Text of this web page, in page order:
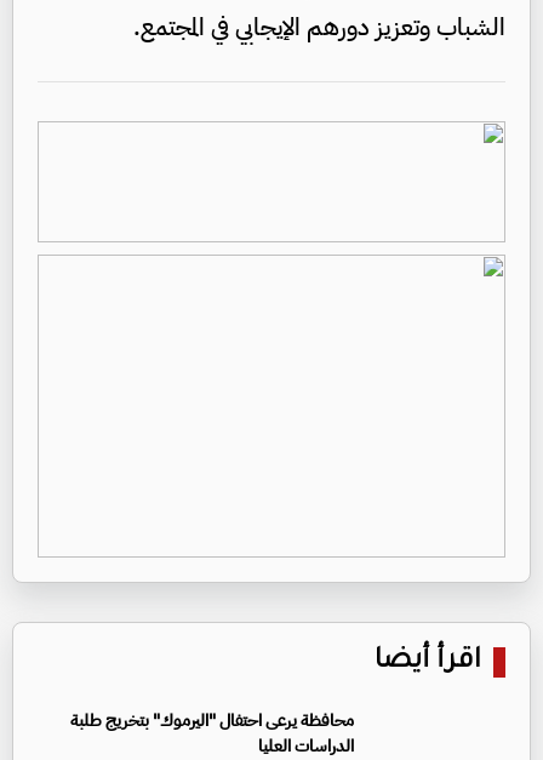
الشباب وتعزيز دورهم الإيجابي في المجتمع.
اقرأ أيضا
محافظة يرعى احتفال "اليرموك" بتخريج طلبة
الدراسات العليا